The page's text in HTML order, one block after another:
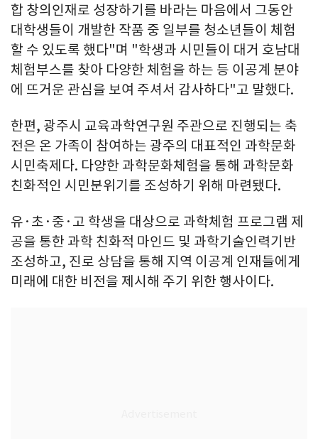
합 창의인재로 성장하기를 바라는 마음에서 그동안
대학생들이 개발한 작품 중 일부를 청소년들이 체험
할 수 있도록 했다"며 "학생과 시민들이 대거 호남대
체험부스를 찾아 다양한 체험을 하는 등 이공계 분야
에 뜨거운 관심을 보여 주셔서 감사하다"고 말했다.
한편, 광주시 교육과학연구원 주관으로 진행되는 축
전은 온 가족이 참여하는 광주의 대표적인 과학문화
시민축제다. 다양한 과학문화체험을 통해 과학문화
친화적인 시민분위기를 조성하기 위해 마련됐다.
유·초·중·고 학생을 대상으로 과학체험 프로그램 제
공을 통한 과학 친화적 마인드 및 과학기술인력기반
조성하고, 진로 상담을 통해 지역 이공계 인재들에게
미래에 대한 비전을 제시해 주기 위한 행사이다.